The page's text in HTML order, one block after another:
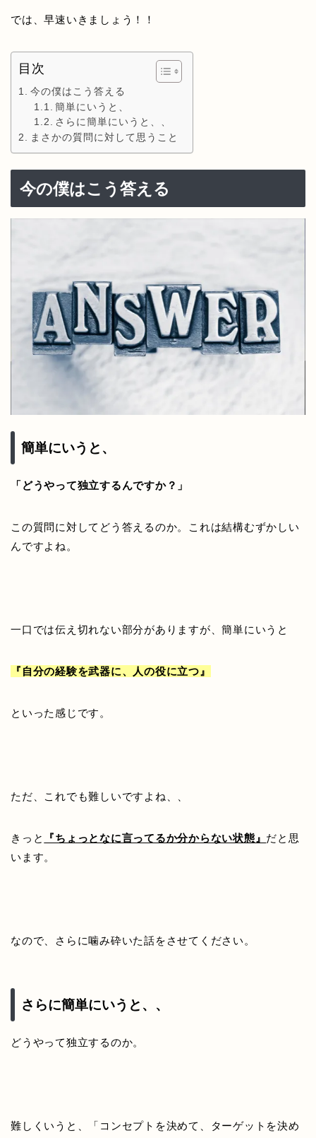
では、早速いきましょう！！
目次
今の僕はこう答える
簡単にいうと、
さらに簡単にいうと、、
まさかの質問に対して思うこと
今の僕はこう答える
簡単にいうと、
「どうやって独立するんですか？」
この質問に対してどう答えるのか。これは結構むずかしい
んですよね。
一口では伝え切れない部分がありますが、簡単にいうと
『自分の経験を武器に、人の役に立つ』
といった感じです。
ただ、これでも難しいですよね、、
きっと 『ちょっとなに言ってるか分からない状態』 だと思
います。
なので、さらに噛み砕いた話をさせてください。
さらに簡単にいうと、、
どうやって独立するのか。
難しくいうと、「コンセプトを決めて、ターゲットを決め